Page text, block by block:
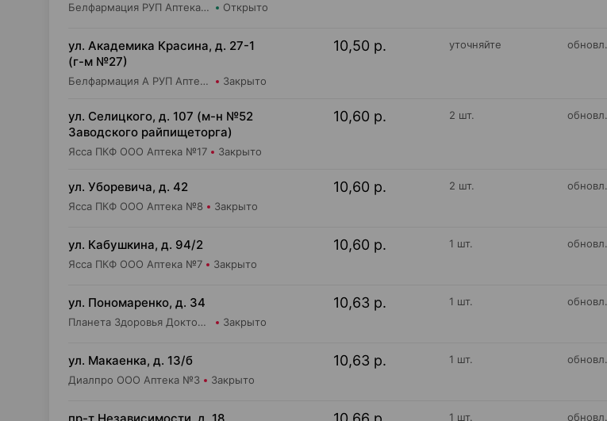
Белфармация РУП Аптека №3 (дежурная) Открыто
ул. Академика Красина, д. 27-1
(г-м №27)
Белфармация А РУП Аптека №7 Закрыто
10,50 р. уточняйте
ул. Селицкого, д. 107 (м-н №52
Заводского райпищеторга)
Ясса ПКФ ООО Аптека №17 Закрыто
10,60 р. 2 шт.
ул. Уборевича, д. 42
Ясса ПКФ ООО Аптека №8 Закрыто
10,60 р. 2 шт.
ул. Кабушкина, д. 94/2
Ясса ПКФ ООО Аптека №7 Закрыто
10,60 р. 1 шт.
ул. Пономаренко, д. 34
Планета Здоровья Доктор Время ООО Аптека №53 Закрыто
10,63 р. 1 шт.
ул. Макаенка, д. 13/б
Диалпро ООО Аптека №3 Закрыто
10,63 р. 1 шт.
1 шт.